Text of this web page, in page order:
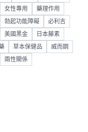
女性專用 藥理作用
勃起功能障礙 必利吉
美國黑金 日本藤素
草本保健品 威而鋼
兩性關係